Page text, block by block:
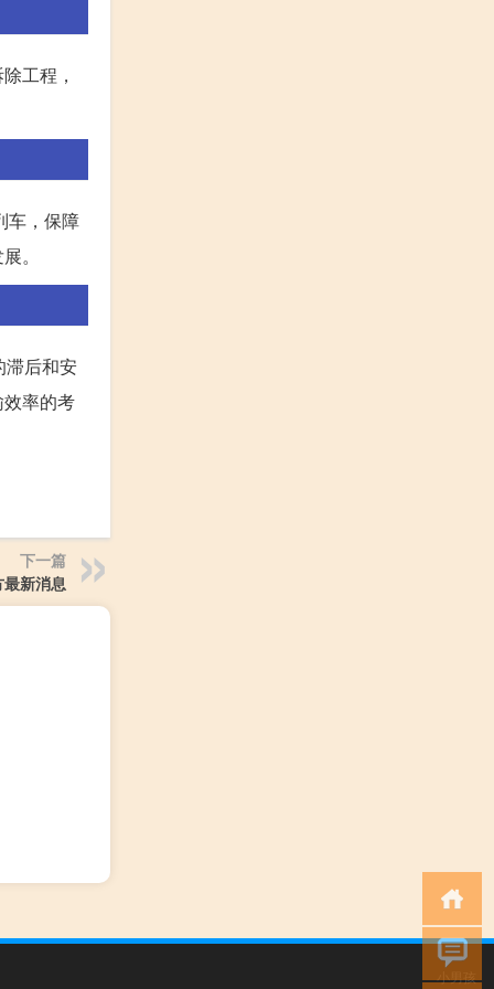
工程，
车，保障
。
滞后和安
率的考
下一篇
新消息
小男孩